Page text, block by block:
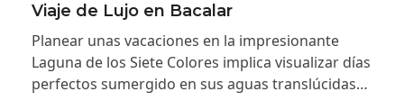
Viaje de Lujo en Bacalar
Planear unas vacaciones en la impresionante
Laguna de los Siete Colores implica visualizar días
perfectos sumergido en sus aguas translúcidas…